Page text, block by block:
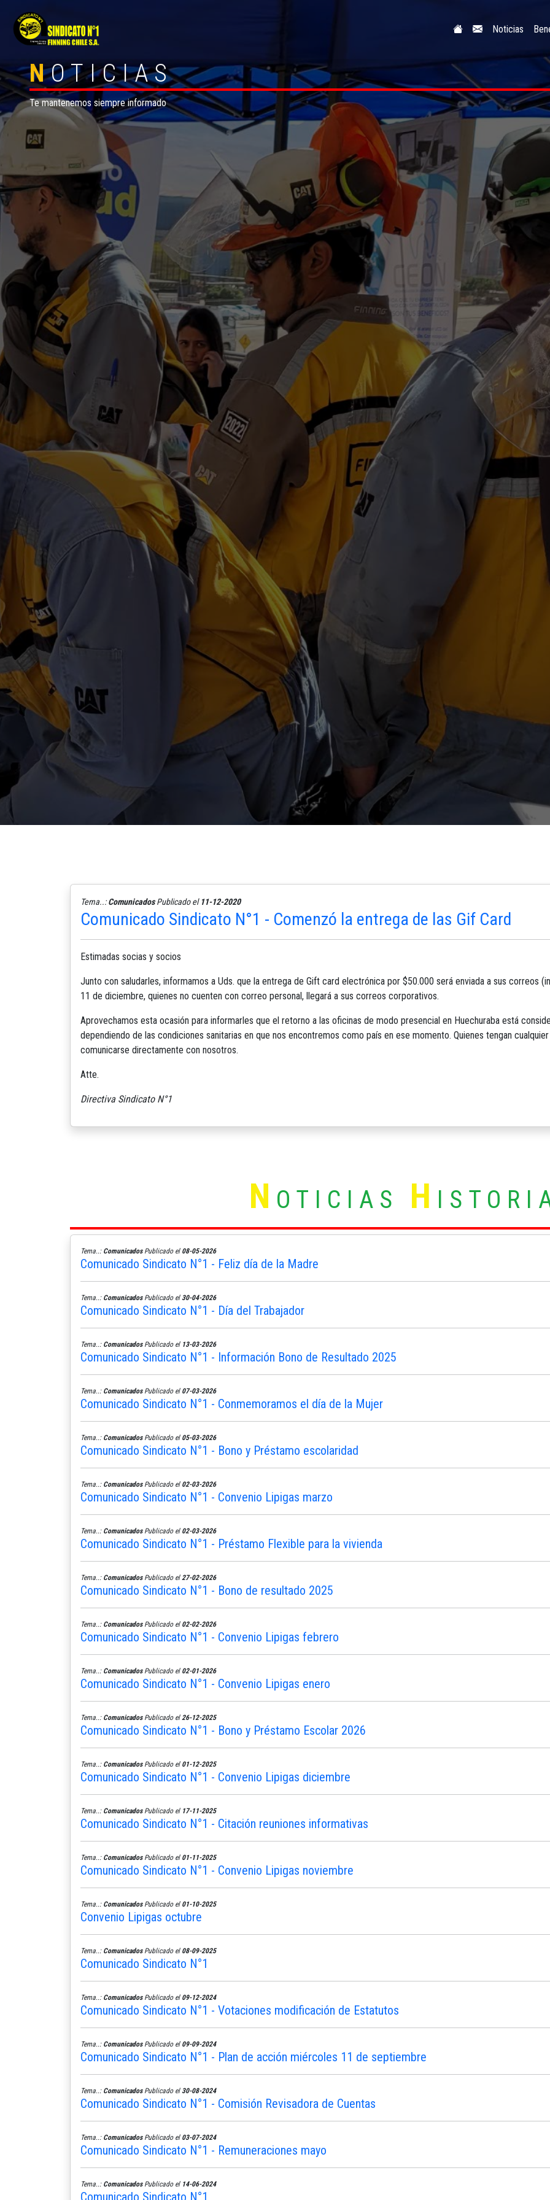
Noticias
NOTICIAS
Te mantenemos siempre informado
Tema..:ComunicadosPublicado el 11-12-2020
Comunicado Sindicato N°1 - Comenzó la entrega de las Gif Card
Estimadas socias y socios
Junto con saludarles, informamos a Uds. que la entrega de Gift card electrónica por $50.000 será enviada a sus correos
11 de diciembre, quienes no cuenten con correo personal, llegará a sus correos corporativos.
Aprovechamos esta ocasión para informarles que el retorno a las oficinas de modo presencial en Huechuraba está
dependiendo de las condiciones sanitarias en que nos encontremos como país en ese momento. Quienes tengan
comunicarse directamente con nosotros.
Atte.
Directiva Sindicato N°1
N OTICIAS H
Tema..: ComunicadosPublicado el 08-05-2026
Comunicado Sindicato N°1 - Feliz día de la Madre
Tema..: ComunicadosPublicado el 30-04-2026
Comunicado Sindicato N°1 - Día del Trabajador
Tema..: ComunicadosPublicado el 13-03-2026
Comunicado Sindicato N°1 - Información Bono de Resultado 2025
Tema..: ComunicadosPublicado el 07-03-2026
Comunicado Sindicato N°1 - Conmemoramos el día de la Mujer
Tema..: ComunicadosPublicado el 05-03-2026
Comunicado Sindicato N°1 - Bono y Préstamo escolaridad
Tema..: ComunicadosPublicado el 02-03-2026
Comunicado Sindicato N°1 - Convenio Lipigas marzo
Tema..: ComunicadosPublicado el 02-03-2026
Comunicado Sindicato N°1 - Préstamo Flexible para la vivienda
Tema..: ComunicadosPublicado el27-02-2026
Comunicado Sindicato N°1 - Bono de resultado 2025
Tema..: ComunicadosPublicado el 02-02-2026
Comunicado Sindicato N°1 - Convenio Lipigas febrero
Tema..: ComunicadosPublicado el 02-01-2026
Comunicado Sindicato N°1 - Convenio Lipigas enero
Tema..: ComunicadosPublicado el26-12-2025
Comunicado Sindicato N°1 - Bono y Préstamo Escolar 2026
Tema..: ComunicadosPublicado el 01-12-2025
Comunicado Sindicato N°1 - Convenio Lipigas diciembre
Tema..: ComunicadosPublicado el 17-11-2025
Comunicado Sindicato N°1 - Citación reuniones informativas
Tema..: ComunicadosPublicado el 01-11-2025
Comunicado Sindicato N°1 - Convenio Lipigas noviembre
Tema..: ComunicadosPublicado el 01-10-2025
Convenio Lipigas octubre
Tema..: ComunicadosPublicado el 08-09-2025
Comunicado Sindicato N°1
Tema..: ComunicadosPublicado el 09-12-2024
Comunicado Sindicato N°1 - Votaciones modificación de Estatutos
Tema..: ComunicadosPublicado el 09-09-2024
Comunicado Sindicato N°1 - Plan de acción miércoles 11 de septiembre
Tema..: ComunicadosPublicado el 30-08-2024
Comunicado Sindicato N°1 - Comisión Revisadora de Cuentas
Tema..: ComunicadosPublicado el 03-07-2024
Comunicado Sindicato N°1 - Remuneraciones mayo
Tema..: ComunicadosPublicado el 14-06-2024
Comunicado Sindicato N°1